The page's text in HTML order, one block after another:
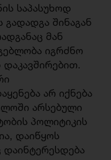
საპასუხოდ
გადადგა შინაგან
მან
იგრძნო
არ იქნება
არსებული
პოლიტიკის
დაიწყოს
დაინტერესდება